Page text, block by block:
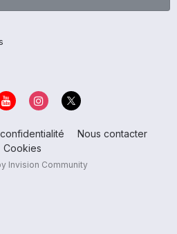
Nous contacter
Cookies
Invision Community